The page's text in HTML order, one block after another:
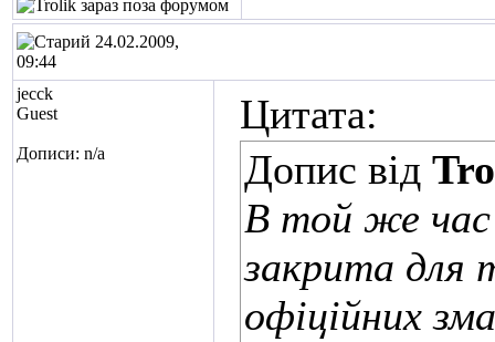
24.02.2009,
09:44
jecck
Guest
Дописи: n/a
Цитата:
Допис від
В той же час
закрита для
офіційних